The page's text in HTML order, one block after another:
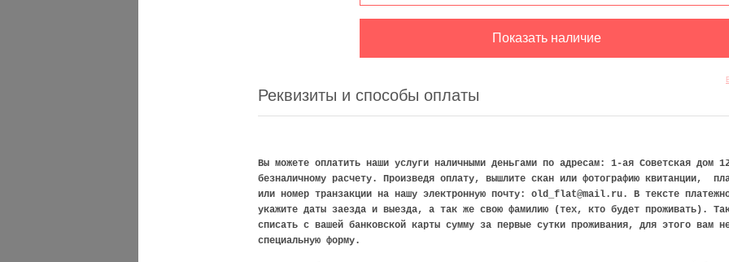
Правила проживания,заезда/выезда в квартире на Дегтярном
Реквизиты и способы оплаты
Вы можете оплатить наши услуги наличными деньгами по адресам: 1-ая Советская дом
безналичному расчету. Произведя оплату, вышлите скан или фотографию квитанции,
или номер транзакции на нашу электронную почту: old_flat@mail.ru. В тексте
укажите даты заезда и выезда, а так же свою фамилию (тех, кто будет проживать).
списать с вашей банковской карты сумму за первые сутки проживания, для этого вам
специальную форму.